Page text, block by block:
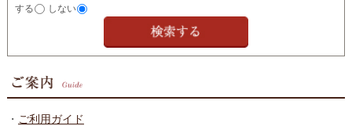
する
しない
・ ご利用ガイド